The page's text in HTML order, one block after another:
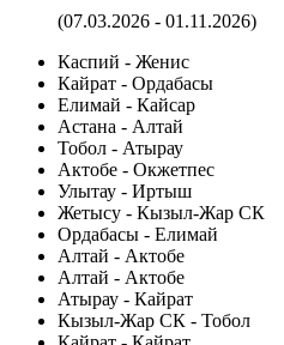
(07.03.2026 - 01.11.2026)
Каспий - Женис
Кайрат - Ордабасы
Елимай - Кайсар
Астана - Алтай
Тобол - Атырау
Актобе - Окжетпес
Улытау - Иртыш
Жетысу - Кызыл-Жар СК
Ордабасы - Елимай
Алтай - Актобе
Алтай - Актобе
Атырау - Кайрат
Кызыл-Жар СК - Тобол